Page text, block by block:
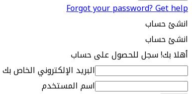
Forgot your password? Get help
انشئ حساب
انشئ حساب
أهلا بك! سجل للحصول على حساب
البريد الإلكتروني الخاص بك
اسم المستخدم